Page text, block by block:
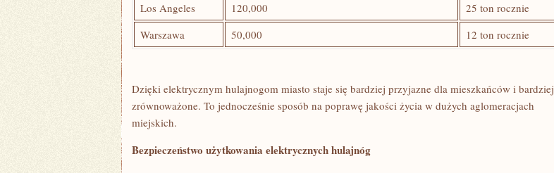
Los Angeles 120,000
25 ton rocznie
Warszawa
50,000 12 ton rocznie
Dzięki⁤ elektrycznym hulajnogom miasto staje się bardziej przyjazne dla mieszkańców i bardziej​
zrównoważone. To jednocześnie sposób na poprawę jakości życia w dużych aglomeracjach
miejskich.
Bezpieczeństwo użytkowania elektrycznych hulajnóg